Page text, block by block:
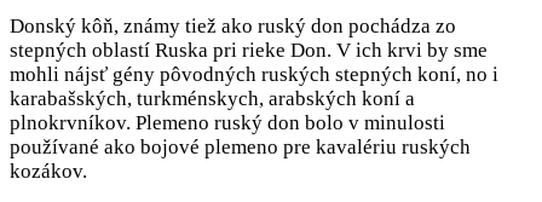
Donský kôň, známy tiež ako ruský don pochádza zo
stepných oblastí Ruska pri rieke Don. V ich krvi by sme
mohli nájsť gény pôvodných ruských stepných koní, no i
karabašských, turkménskych, arabských koní a
plnokrvníkov. Plemeno ruský don bolo v minulosti
používané ako bojové plemeno pre kavalériu ruských
kozákov.